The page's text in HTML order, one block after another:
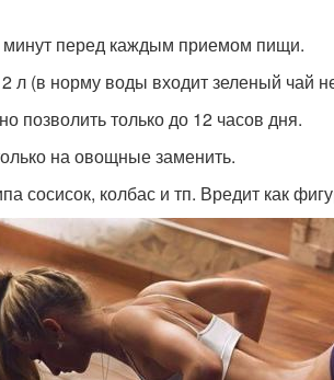
минут перед каждым приемом пищи.
л (в норму воды входит зеленый чай
позволить только до 12 часов дня.
на овощные заменить.
сосисок, колбас и тп. Вредит как